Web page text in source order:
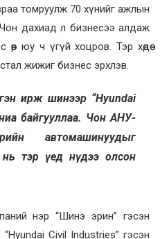
томруулж 70 хүнийг ажлын
дахиад л бизнесээ алдаж
юу ч үгүй хоцров. Тэр хөдөө
жижиг бизнес эрхлэв.
ирж шинээр “Hyundai
байгууллаа. Чон АНУ-
автомашинуудыг
тэр үед нүдээ олсон
нэр “Шинэ эрин” гэсэн
Civil Industries” гэсэн